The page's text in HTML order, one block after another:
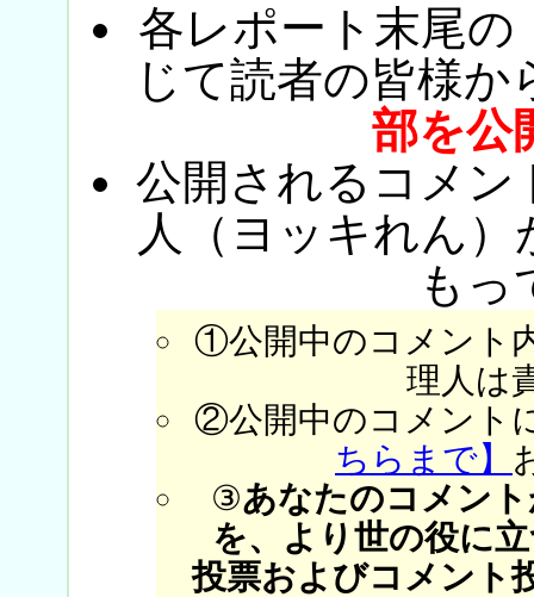
各レポート末尾の
じて読者の皆様か
部を公
公開されるコメン
人（ヨッキれん
もっ
①公開中のコメント
理人は
②公開中のコメント
ちらまで】
③あなたのコメン
を、より世の役に
投票およびコメント